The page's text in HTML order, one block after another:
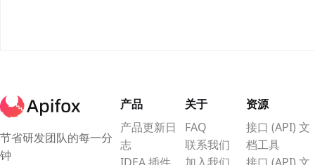
动作，而 SKILL 则为 Agent 提供何
时、为何这样做的判断规则，从而在
确定性执行层上构建更可靠的 Agent
节省研发团队的每一分
钟
产品
产品更新日
志
关于
FAQ
联系我们
资源
接口 (API) 文
档工具